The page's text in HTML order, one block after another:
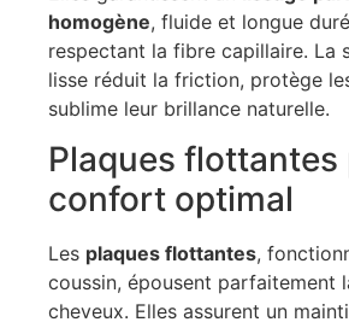
homogène, fluide et longue
respectant la fibre capillaire. La
lisse réduit la friction, protège
sublime leur brillance naturelle.
Plaques flottantes
confort optimal
Les plaques flottantes,
coussin, épousent parfaitement
cheveux. Elles assurent un